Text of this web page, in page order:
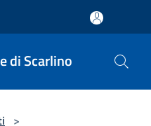
di Scarlino
>